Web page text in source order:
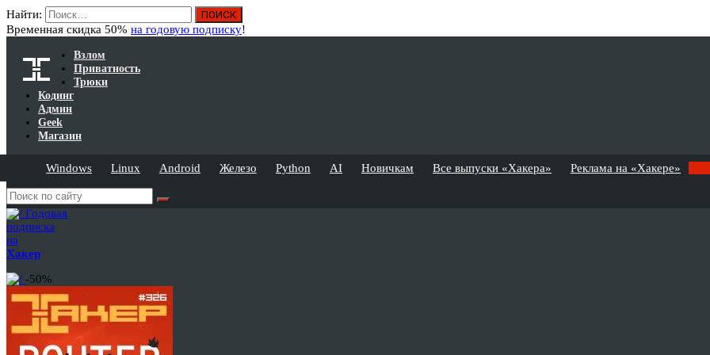
Найти:
Временная скидка 50% на годовую подписку!
Взлом
Приватность
Трюки
Кодинг
Админ
Geek
Магазин
Windows Linux Android Железо Python AI Новичкам Все выпуски «Хакера» Реклама на «Хакере»
Годовая
подписка
на
Хакер
-50%